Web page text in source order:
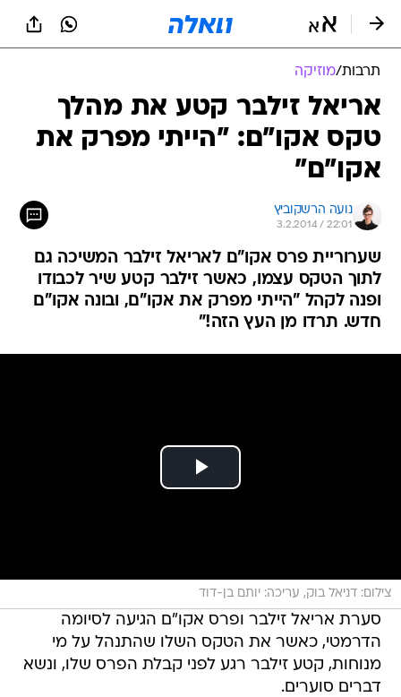
תרבות/מוזיקה
אריאל זילבר קטע את מהלך
טקס אקו"ם: "הייתי מפרק את
אקו"ם"
נועה הרשקוביץ
3.2.2014 / 22:01
שערוריית פרס אקו"ם לאריאל זילבר המשיכה גם
לתוך הטקס עצמו, כאשר זילבר קטע שיר לכבודו
ופנה לקהל "הייתי מפרק את אקו"ם, ובונה אקו"ם
חדש. תרדו מן העץ הזה!"
צילום: דניאל בוק, עריכה: יותם בן-דוד
סערת אריאל זילבר ופרס אקו"ם הגיעה לסיומה
הדרמטי, כאשר את הטקס השלו שהתנהל על מי
מנוחות, קטע זילבר רגע לפני קבלת הפרס שלו, ונשא
דברים סוערים.